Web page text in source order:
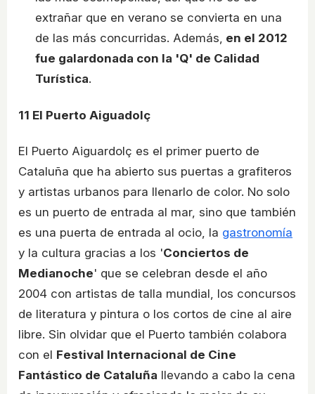
extrañar que en verano se convierta en una
de las más concurridas. Además, en el 2012
fue galardonada con la 'Q' de Calidad
Turística.
11 El Puerto Aiguadolç
El Puerto Aiguardolç es el primer puerto de
Cataluña que ha abierto sus puertas a grafiteros
y artistas urbanos para llenarlo de color. No solo
es un puerto de entrada al mar, sino que también
es una puerta de entrada al ocio, la gastronomía
y la cultura gracias a los 'Conciertos de
Medianoche' que se celebran desde el año
2004 con artistas de talla mundial, los concursos
de literatura y pintura o los cortos de cine al aire
libre. Sin olvidar que el Puerto también colabora
con el Festival Internacional de Cine
Fantástico de Cataluña llevando a cabo la cena